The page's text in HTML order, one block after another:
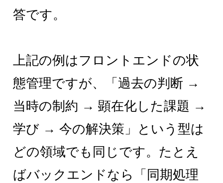
答です。
上記の例はフロントエンドの状
態管理ですが、「過去の判断 →
当時の制約 → 顕在化した課題 →
学び → 今の解決策」という型は
どの領域でも同じです。たとえ
ばバックエンドなら「同期処理